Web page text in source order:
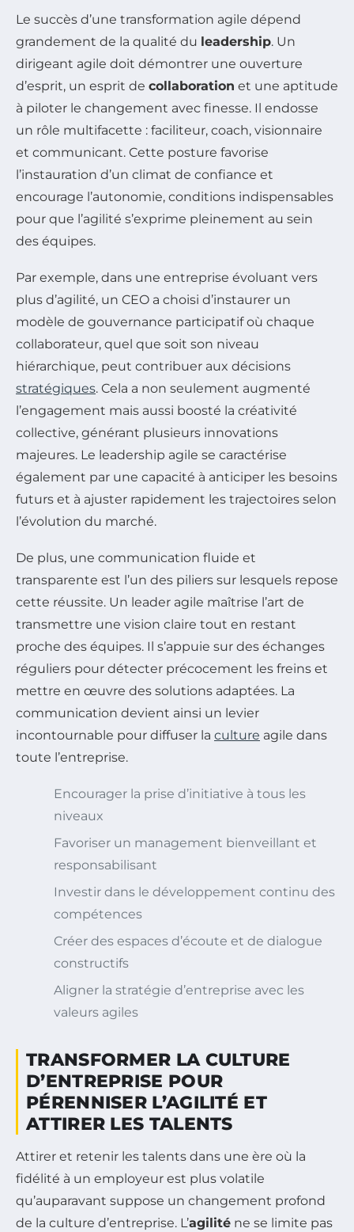
Le succès d’une transformation agile dépend
grandement de la qualité du leadership. Un
dirigeant agile doit démontrer une ouverture
d’esprit, un esprit de collaboration et une aptitude
à piloter le changement avec finesse. Il endosse
un rôle multifacette : faciliteur, coach, visionnaire
et communicant. Cette posture favorise
l’instauration d’un climat de confiance et
encourage l’autonomie, conditions indispensables
pour que l’agilité s’exprime pleinement au sein
des équipes.
Par exemple, dans une entreprise évoluant vers
plus d’agilité, un CEO a choisi d’instaurer un
modèle de gouvernance participatif où chaque
collaborateur, quel que soit son niveau
hiérarchique, peut contribuer aux décisions
stratégiques. Cela a non seulement augmenté
l’engagement mais aussi boosté la créativité
collective, générant plusieurs innovations
majeures. Le leadership agile se caractérise
également par une capacité à anticiper les besoins
futurs et à ajuster rapidement les trajectoires selon
l’évolution du marché.
De plus, une communication fluide et
transparente est l’un des piliers sur lesquels repose
cette réussite. Un leader agile maîtrise l’art de
transmettre une vision claire tout en restant
proche des équipes. Il s’appuie sur des échanges
réguliers pour détecter précocement les freins et
mettre en œuvre des solutions adaptées. La
communication devient ainsi un levier
incontournable pour diffuser la culture agile dans
toute l’entreprise.
Encourager la prise d’initiative à tous les
niveaux
Favoriser un management bienveillant et
responsabilisant
Investir dans le développement continu des
compétences
Créer des espaces d’écoute et de dialogue
constructifs
Aligner la stratégie d’entreprise avec les
valeurs agiles
TRANSFORMER LA CULTURE
D’ENTREPRISE POUR
PÉRENNISER L’AGILITÉ ET
ATTIRER LES TALENTS
Attirer et retenir les talents dans une ère où la
fidélité à un employeur est plus volatile
qu’auparavant suppose un changement profond
de la culture d’entreprise. L’agilité ne se limite pas